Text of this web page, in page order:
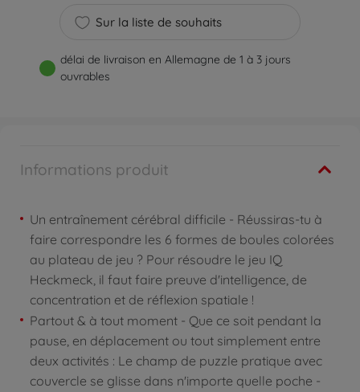
Sur la liste de souhaits
délai de livraison en Allemagne de 1 à 3 jours
ouvrables
Informations produit
Un entraînement cérébral difficile - Réussiras-tu à
faire correspondre les 6 formes de boules colorées
au plateau de jeu ? Pour résoudre le jeu IQ
Heckmeck, il faut faire preuve d'intelligence, de
concentration et de réflexion spatiale !
Partout & à tout moment - Que ce soit pendant la
pause, en déplacement ou tout simplement entre
deux activités : Le champ de puzzle pratique avec
couvercle se glisse dans n'importe quelle poche -